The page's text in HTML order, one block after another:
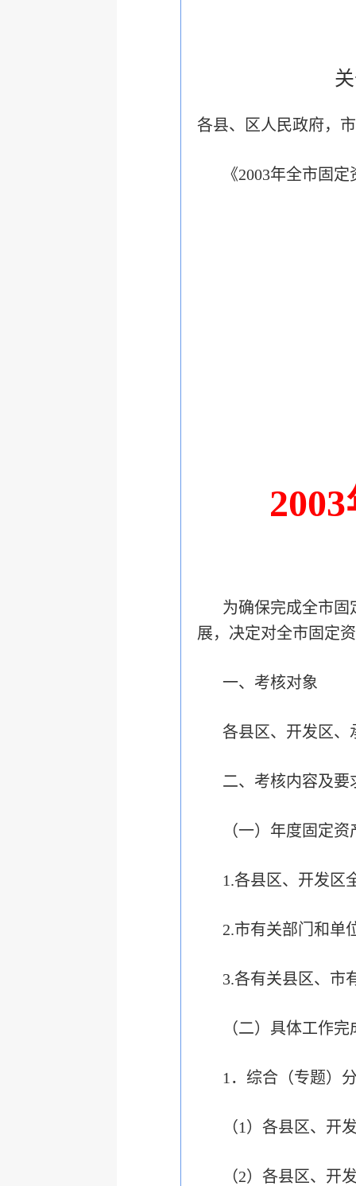
各县、区人民政府，
《2003年全市固
为确保完成全市
展，决定对全市固定
一、考核对象
各县区、开发区、
二、考核内容及要
（一）年度固定
1.各县区、开发区
2.市有关部门和单
3.各有关县区、市
（二）具体工作完
1．综合（专题）
（1）各县区、开
（2）各县区、开